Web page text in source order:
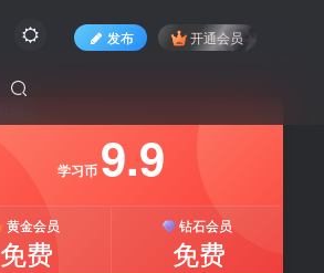
发布 开通会员
学习币 9.9
黄金会员
免费
钻石会员
免费